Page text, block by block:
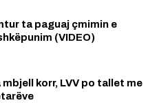
ta paguaj çmimin e
(VIDEO)
korr, LVV po tallet me